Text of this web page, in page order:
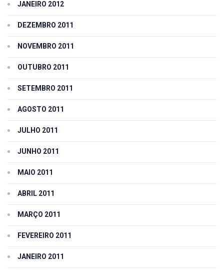
JANEIRO 2012
DEZEMBRO 2011
NOVEMBRO 2011
OUTUBRO 2011
SETEMBRO 2011
AGOSTO 2011
JULHO 2011
JUNHO 2011
MAIO 2011
ABRIL 2011
MARÇO 2011
FEVEREIRO 2011
JANEIRO 2011